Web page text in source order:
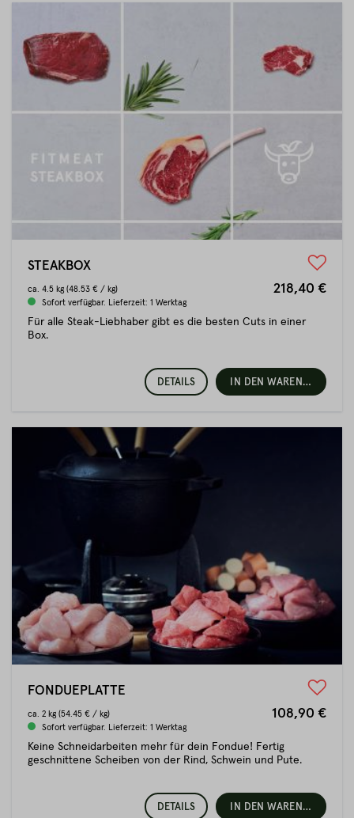
STEAKBOX
ca. 4.5 kg (48.53 € / kg) 218,40 €
Sofort verfügbar. Lieferzeit: 1 Werktag
Für alle Steak-Liebhaber gibt es die besten Cuts in einer
Box.
DETAILS IN DEN WARENKORB
FONDUEPLATTE
ca. 2 kg (54.45 € / kg) 108,90 €
Sofort verfügbar. Lieferzeit: 1 Werktag
Keine Schneidarbeiten mehr für dein Fondue! Fertig
geschnittene Scheiben von der Rind, Schwein und Pute.
DETAILS IN DEN WARENKORB